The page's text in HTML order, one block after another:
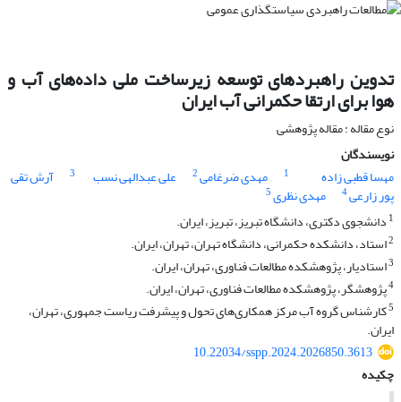
تدوین راهبردهای توسعه زیرساخت‌ ملی داده‌های آب و
هوا برای ارتقا حکمرانی آب ایران
نوع مقاله : مقاله پژوهشی
نویسندگان
مهسا قطبی زاده
1 مهدی ضرغامی2 علی عبدالهی نسب 3 آرش تقی
پور زارعی4 مهدی نظری5
1 دانشجوی دکتری، دانشگاه تبریز، تبریز، ایران.
2استاد، دانشکده حکمرانی، دانشگاه تهران، تهران، ایران.
3استادیار، پژوهشکده مطالعات فناوری، تهران، ایران.
4پژوهشگر، پژوهشکده مطالعات فناوری، تهران، ایران.
5کارشناس گروه آب مرکز همکاری‌های تحول و پیشرفت ریاست جمهوری، تهران،
ایران.
10.22034/sspp.2024.2026850.3613
چکیده